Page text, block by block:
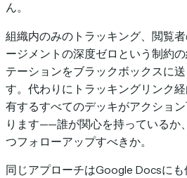
ん。
組織内のみのトラッキング、閲覧
ージメントの深度ゼロという制約
テーションをブラックボックスに
す。代わりにトラッキングリンク
有するすべてのデッキがアクショ
ります——誰が関心を持っているか
つフォローアップすべきか。
同じアプローチはGoogle Docsに